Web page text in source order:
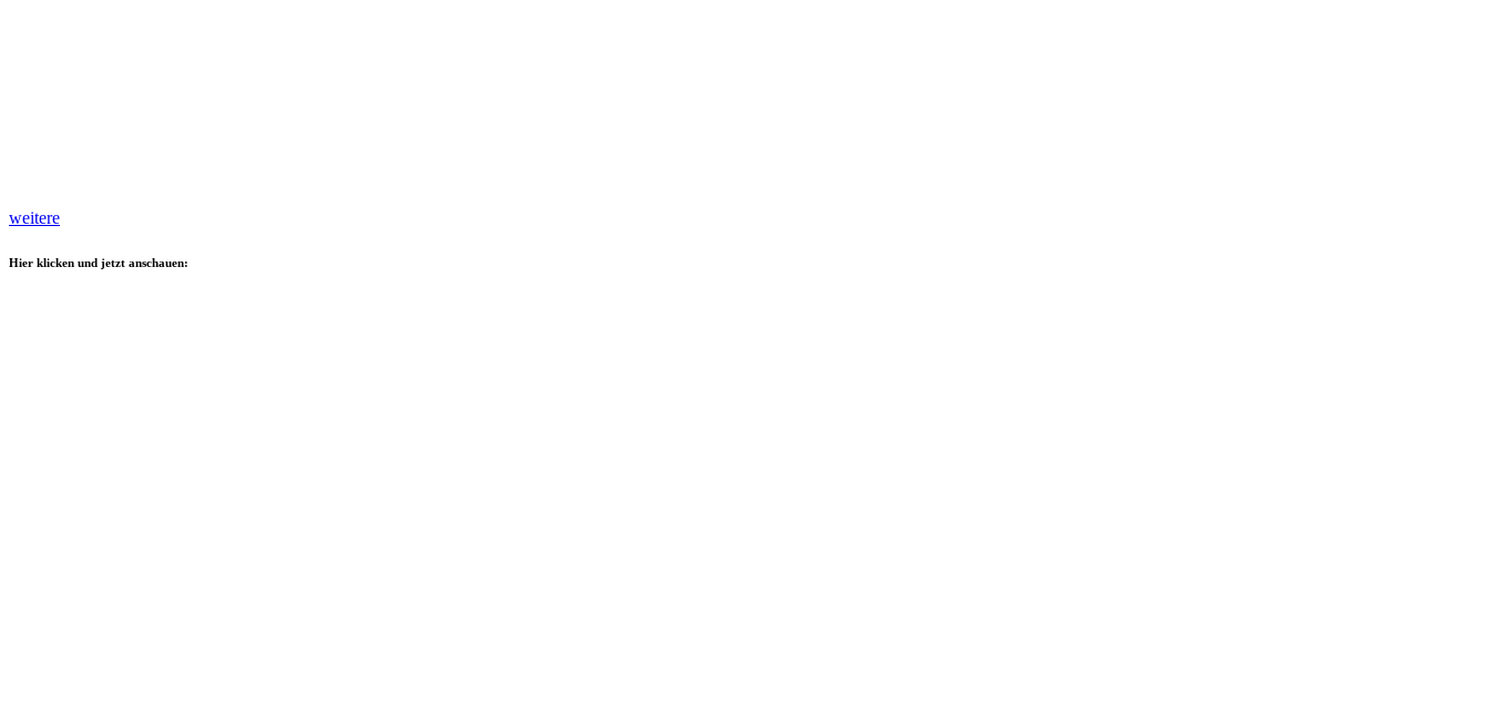
weitere
Hier klicken und jetzt anschauen: